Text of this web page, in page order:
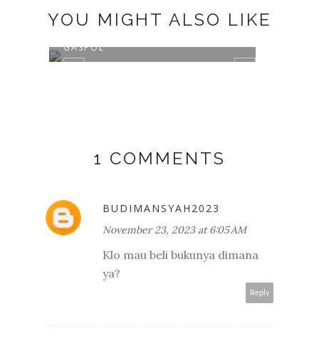
YOU MIGHT ALSO LIKE
GASPOL"
1 COMMENTS
BUDIMANSYAH2023
November 23, 2023 at 6:05 AM
Klo mau beli bukunya dimana
ya?
Reply